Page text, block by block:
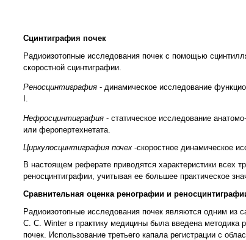
Cцинтиграфия почек
Радиоизотопные исследования почек с помощью
скоростной сцинтиграфии.
Реносцинтиграфия - динамическое исследование
Нефросцинтиграфия - статическое исследование
или феропертехнетата.
Циркулосцинтиграфия почек -скоростное динамическое
В настоящем реферате приводятся характеристики всех
реносцинтиграфии, учитывая ее большее практическое
Сравнительная оценка ренографии и
Радиоизотопные исследования почек являются одним
С. С. Winter в практику медицины была введена методика
почек. Использование третьего капала регистрации с